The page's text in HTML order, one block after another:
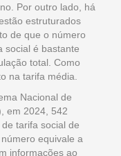
Por outro lado, há
estruturados
de que o número
social é bastante
total. Como
na tarifa média.
Nacional de
em 2024, 542
tarifa social de
equivale a
informações ao